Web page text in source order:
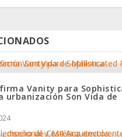
Vanity para
urbanización Son Vida de